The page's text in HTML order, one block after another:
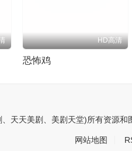
HD高清
恐怖鸡
天天美剧、美剧天堂)所有资源
网站地图